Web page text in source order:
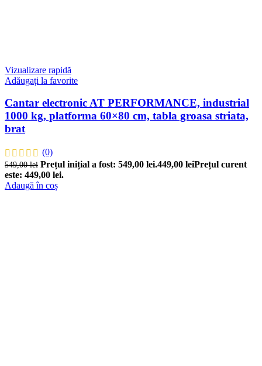
Vizualizare rapidă
Adăugați la favorite
Cantar electronic AT PERFORMANCE, industrial
1000 kg, platforma 60×80 cm, tabla groasa striata,
brat
(0)
549,00lei Prețul inițial a fost: 549,00 lei.449,00 leiPrețul curent
este: 449,00 lei.
Adaugă în coș